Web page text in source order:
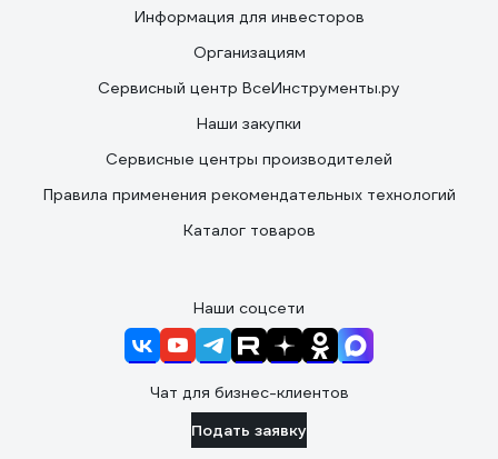
Информация для инвесторов
Организациям
Сервисный центр ВсеИнструменты.ру
Наши закупки
Сервисные центры производителей
Правила применения рекомендательных технологий
Каталог товаров
Наши соцсети
Чат для бизнес-клиентов
Подать заявку